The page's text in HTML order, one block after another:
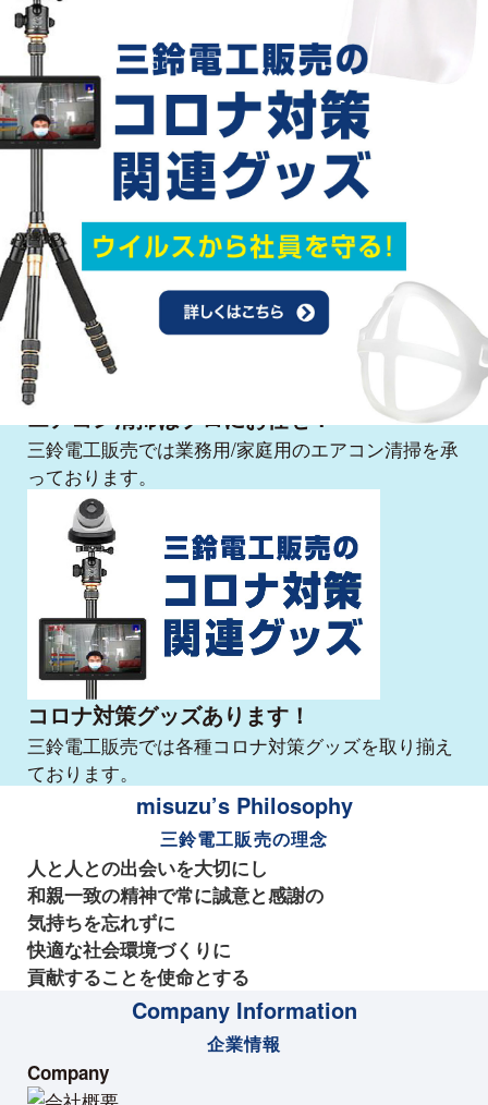
高機能ガラスコーティング
エアコン清掃はプロにお任せ！
三鈴電工販売では業務用/家庭用のエアコン清掃を承
っております。
コロナ対策グッズあります！
三鈴電工販売では各種コロナ対策グッズを取り揃え
ております。
misuzu’s Philosophy
三鈴電工販売の理念
人と人との出会いを大切にし
和親一致の精神で常に誠意と感謝の
気持ちを忘れずに
快適な社会環境づくりに
貢献することを使命とする
Company Information
企業情報
Company